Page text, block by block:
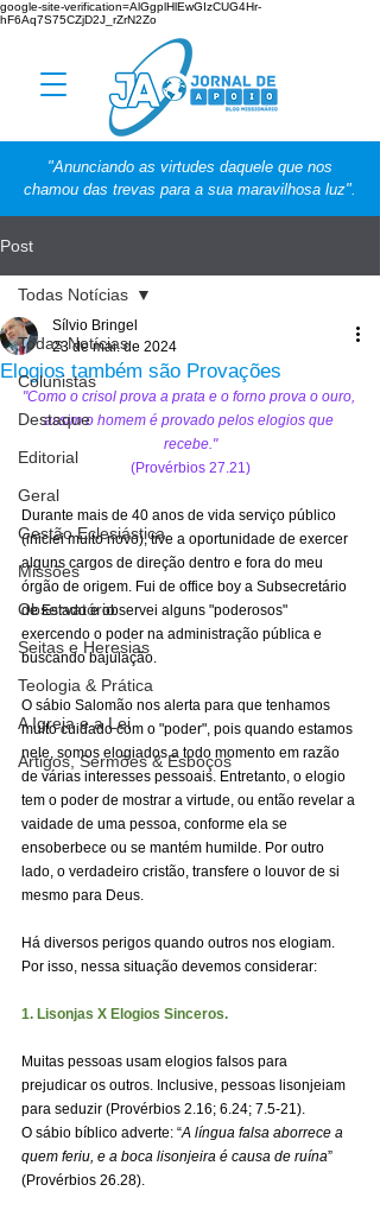
google-site-verification=AlGgplHlEwGIzCUG4Hr-
hF6Aq7S75CZjD2J_rZrN2Zo
"Anunciando as virtudes daquele que nos
chamou das trevas para a sua maravilhosa luz".
Post
Todas Notícias
Colunistas
Destaque
Editorial
Geral
Gestão Eclesiástica
Missões
Observatório
Seitas e Heresias
Teologia & Prática
A Igreja e a Lei
Artigos, Sermões & Esboços
Todas Notícias
Elogios também são Provações
Sílvio Bringel
23 de mai. de 2024
"Como o crisol prova a prata e o forno prova o ouro,
assim o homem é provado pelos elogios que
recebe."
(Provérbios 27.21)
Durante mais de 40 anos de vida serviço público
(iniciei muito novo), tive a oportunidade de exercer
alguns cargos de direção dentro e fora do meu
órgão de origem. Fui de office boy a Subsecretário
de Estado e observei alguns "poderosos"
exercendo o poder na administração pública e
buscando bajulação.
O sábio Salomão nos alerta para que tenhamos
muito cuidado com o "poder", pois quando estamos
nele, somos elogiados a todo momento em razão
de várias interesses pessoais. Entretanto, o elogio
tem o poder de mostrar a virtude, ou então revelar a
vaidade de uma pessoa, conforme ela se
ensoberbece ou se mantém humilde. Por outro
lado, o verdadeiro cristão, transfere o louvor de si
mesmo para Deus.
Há diversos perigos quando outros nos elogiam.
Por isso, nessa situação devemos considerar:
1. Lisonjas X Elogios Sinceros.
Muitas pessoas usam elogios falsos para
prejudicar os outros. Inclusive, pessoas lisonjeiam
para seduzir (Provérbios 2.16; 6.24; 7.5-21).
O sábio bíblico adverte: “A língua falsa aborrece a
quem feriu, e a boca lisonjeira é causa de ruína”
(Provérbios 26.28).